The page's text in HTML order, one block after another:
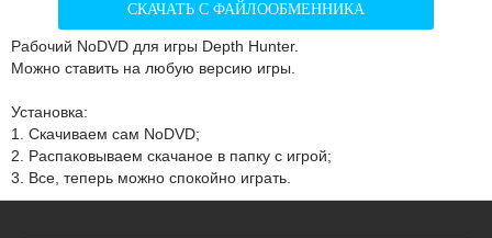
СКАЧАТЬ С ФАЙЛООБМЕННИКА
Рабочий NoDVD для игры Depth Hunter.
Можно ставить на любую версию игры.
Установка:
1. Скачиваем сам NoDVD;
2. Распаковываем скачаное в папку с игрой;
3. Все, теперь можно спокойно играть.